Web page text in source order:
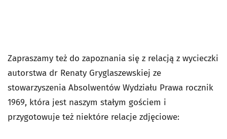
Zapraszamy też do zapoznania się z relacją z wycieczki
autorstwa dr Renaty Gryglaszewskiej ze
stowarzyszenia Absolwentów Wydziału Prawa rocznik
1969, która jest naszym stałym gościem i
przygotowuje też niektóre relacje zdjęciowe: